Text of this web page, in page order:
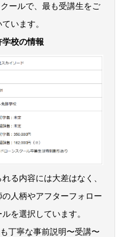
ールで、最も受講生をご
います。
校の情報
る内容には大差はなく、
人柄やアフターフォロー
を選択しています。
丁寧な事前説明〜受講〜